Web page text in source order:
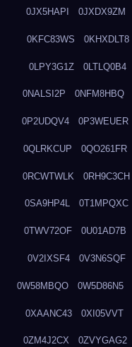
0JX5HAPI 0JXDX9ZM
0KFC83WS 0KHXDLT8
0LPY3G1Z 0LTLQ0B4
0NALSI2P 0NFM8HBQ
0P2UDQV4 0P3WEUER
0QLRKCUP 0QO261FR
0RCWTWLK 0RH9C3CH
0SA9HP4L 0T1MPQXC
0TWV72OF 0U01AD7B
0V2IXSF4 0V3N6SQF
0W58MBQO 0W5D86N5
0XAANC43 0XI05VVT
0ZM4J2CX 0ZVYGAG2